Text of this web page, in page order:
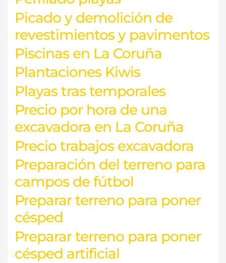
Picado y demolición de
revestimientos y pavimentos
Piscinas en La Coruña
Plantaciones Kiwis
Playas tras temporales
Precio por hora de una
excavadora en La Coruña
Precio trabajos excavadora
Preparación del terreno para
campos de fútbol
Preparar terreno para poner
césped
Preparar terreno para poner
césped artificial